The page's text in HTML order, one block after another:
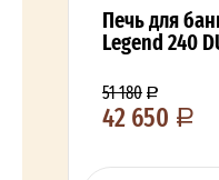
Печь для
Legend 240
51 180
42 650